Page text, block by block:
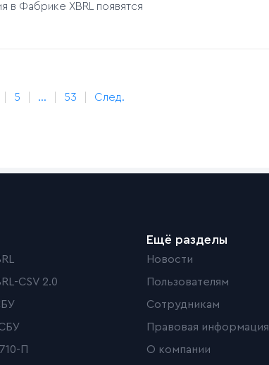
в Фабрике XBRL появятся
5 ... 53 След.
CSV 2.0
П
Ещё разделы
Новости
Пользователям
Сотрудникам
Правовая информация
О компании